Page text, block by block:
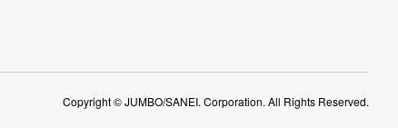
Copyright © JUMBO/SANEI. Corporation. All Rights Reserved.